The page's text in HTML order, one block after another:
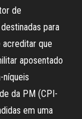
de
para
que
aposentado
da PM (CPI-
em uma